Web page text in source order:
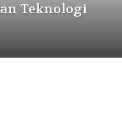
Teknologi